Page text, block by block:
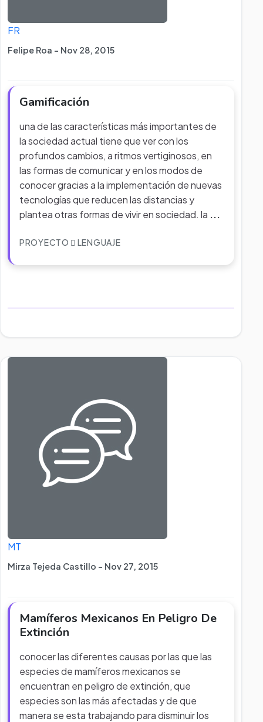
FR
Felipe Roa - Nov 28, 2015
Gamificación
una de las características más importantes de
la sociedad actual tiene que ver con los
profundos cambios, a ritmos vertiginosos, en
las formas de comunicar y en los modos de
conocer gracias a la implementación de nuevas
tecnologías que reducen las distancias y
plantea otras formas de vivir en sociedad. la ...
PROYECTO LENGUAJE
MT
Mirza Tejeda Castillo - Nov 27, 2015
Mamíferos Mexicanos En Peligro De
Extinción
conocer las diferentes causas por las que las
especies de mamíferos mexicanos se
encuentran en peligro de extinción, que
especies son las más afectadas y de que
manera se esta trabajando para disminuir los